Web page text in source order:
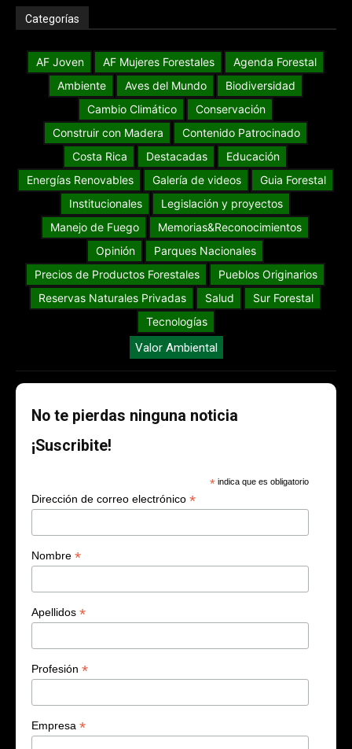
Categorías
AF Joven AF Mujeres Forestales
Agenda Forestal
Ambiente
Aves del Mundo
Biodiversidad
Cambio Climático
Conservación
Construir con Madera
Contenido Patrocinado
Costa Rica
Destacadas
Educación
Energías Renovables
Galería de videos
Guia Forestal
Institucionales
Legislación y proyectos
Manejo de Fuego
Memorias&Reconocimientos
Opinión
Parques Nacionales
Precios de Productos Forestales
Pueblos Originarios
Reservas Naturales Privadas
Salud
Sur Forestal
Tecnologías
Valor Ambiental
No te pierdas ninguna noticia
¡Suscribite!
* indica que es obligatorio
Dirección de correo electrónico *
Nombre *
Apellidos *
Profesión *
Empresa *